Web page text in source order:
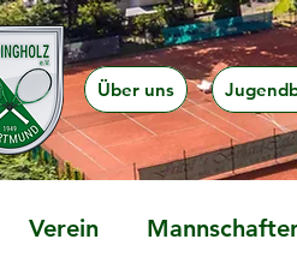
Über uns
Verein